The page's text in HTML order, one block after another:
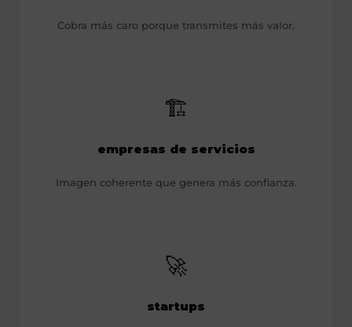
Cobra más caro porque transmites más valor.
🏗️
empresas de servicios
Imagen coherente que genera más confianza.
🚀
startups